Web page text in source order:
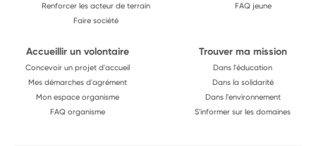
Renforcer les acteur de terrain
Faire société
FAQ jeune
Accueillir un volontaire
Concevoir un projet d'accueil
Mes démarches d'agrément
Mon espace organisme
FAQ organisme
Trouver ma mission
Dans l'éducation
Dans la solidarité
Dans l'environnement
S'informer sur les domaines